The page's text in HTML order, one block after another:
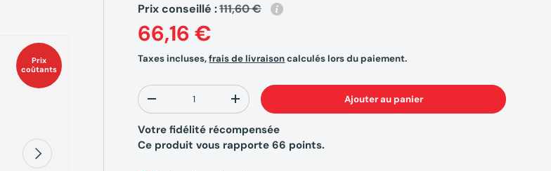
Prix
coûtants
Suivant
Prix conseillé :111,60 €
66,16 €
Taxes incluses,frais de livraisoncalculés lors du paiement.
Qté
-
+ Ajouter au panier
Votre fidélité récompensée
Ce produit vous rapporte66 points.